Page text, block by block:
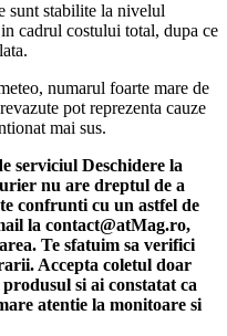
sunt stabilite la nivelul
cadrul costului total, dupa ce
numarul foarte mare de
pot reprezenta cauze
mai sus.
serviciul Deschidere la
nu are dreptul de a
confrunti cu un astfel de
la contact@atMag.ro,
Te sfatuim sa verifici
Accepta coletul doar
si ai constatat ca
atentie la monitoare si